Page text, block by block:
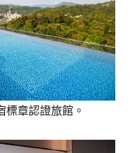
標章認證旅館。